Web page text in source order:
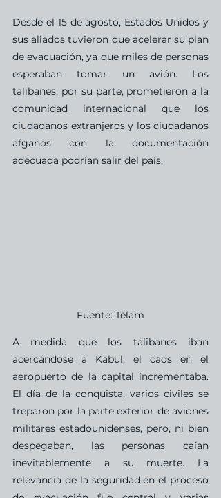
Desde el 15 de agosto, Estados Unidos y
sus aliados tuvieron que acelerar su plan
de evacuación, ya que miles de personas
esperaban tomar un avión. Los
talibanes, por su parte, prometieron a la
comunidad internacional que los
ciudadanos extranjeros y los ciudadanos
afganos con la documentación
adecuada podrían salir del país.
Fuente: Télam
A medida que los talibanes iban
acercándose a Kabul, el caos en el
aeropuerto de la capital incrementaba.
El día de la conquista, varios civiles se
treparon por la parte exterior de aviones
militares estadounidenses, pero, ni bien
despegaban, las personas caían
inevitablemente a su muerte. La
relevancia de la seguridad en el proceso